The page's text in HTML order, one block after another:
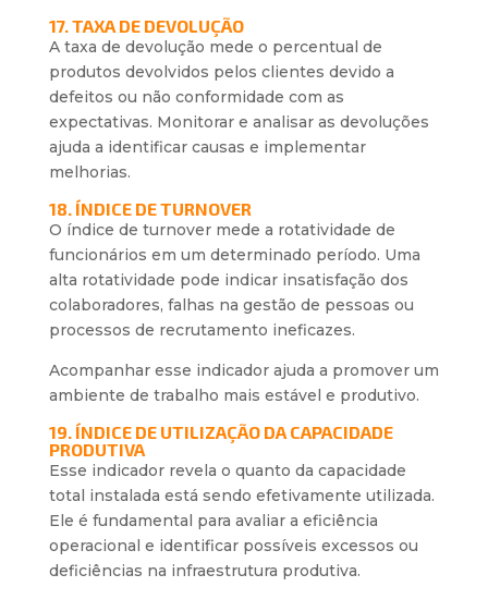
17. TAXA DE DEVOLUÇÃO
A taxa de devolução mede o percentual de
produtos devolvidos pelos clientes devido a
defeitos ou não conformidade com as
expectativas. Monitorar e analisar as devoluções
ajuda a identificar causas e implementar
melhorias.
18. ÍNDICE DE TURNOVER
O índice de turnover mede a rotatividade de
funcionários em um determinado período. Uma
alta rotatividade pode indicar insatisfação dos
colaboradores, falhas na gestão de pessoas ou
processos de recrutamento ineficazes.
Acompanhar esse indicador ajuda a promover um
ambiente de trabalho mais estável e produtivo.
19. ÍNDICE DE UTILIZAÇÃO DA CAPACIDADE
PRODUTIVA
Esse indicador revela o quanto da capacidade
total instalada está sendo efetivamente utilizada.
Ele é fundamental para avaliar a eficiência
operacional e identificar possíveis excessos ou
deficiências na infraestrutura produtiva.